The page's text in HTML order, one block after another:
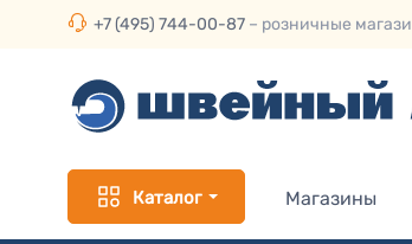
+7 (495) 744-00-87 – розничные
Каталог Магазины